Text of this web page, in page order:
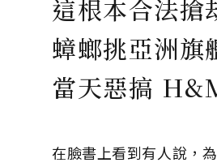
這根本合法搶
蟑螂挑亞洲旗
當天惡搞
在臉書上看到有人說，